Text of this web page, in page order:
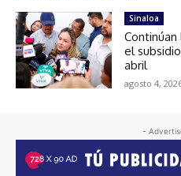
Sinaloa
el
abril
agosto 4,
-